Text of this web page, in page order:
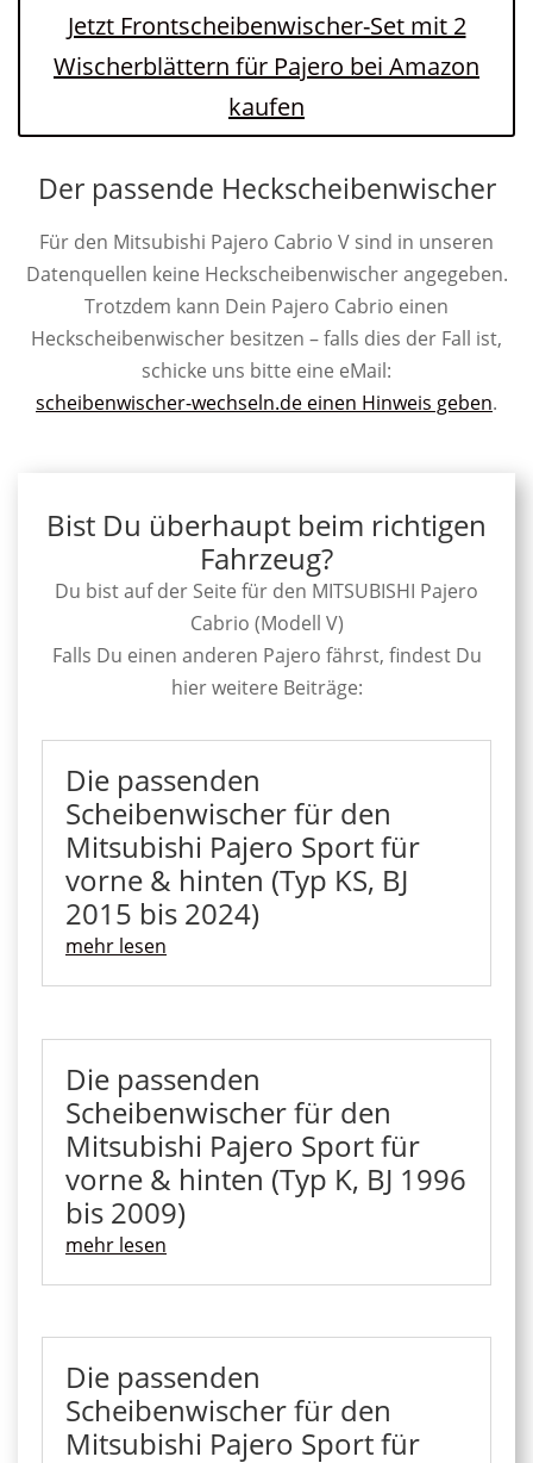
Jetzt Frontscheibenwischer-Set mit 2
Wischerblättern für Pajero bei Amazon
kaufen
Der passende Heckscheibenwischer
Für den Mitsubishi Pajero Cabrio V sind in unseren
Datenquellen keine Heckscheibenwischer angegeben.
Trotzdem kann Dein Pajero Cabrio einen
Heckscheibenwischer besitzen – falls dies der Fall ist,
schicke uns bitte eine eMail:
scheibenwischer-wechseln.de einen Hinweis geben.
Bist Du überhaupt beim richtigen
Fahrzeug?
Du bist auf der Seite für den MITSUBISHI Pajero
Cabrio (Modell V)
Falls Du einen anderen Pajero fährst, findest Du
hier weitere Beiträge:
Die passenden
Scheibenwischer für den
Mitsubishi Pajero Sport für
vorne & hinten (Typ KS, BJ
2015 bis 2024)
mehr lesen
Die passenden
Scheibenwischer für den
Mitsubishi Pajero Sport für
vorne & hinten (Typ K, BJ 1996
bis 2009)
mehr lesen
Die passenden
Scheibenwischer für den
Mitsubishi Pajero Sport für